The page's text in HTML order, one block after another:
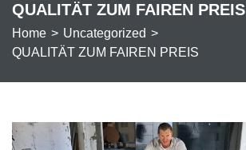
QUALITÄT ZUM FAIREN PREIS
Home > Uncategorized >
QUALITÄT ZUM FAIREN PREIS